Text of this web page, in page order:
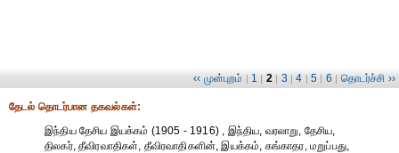
‹‹ முன்புறம் | 1 | 2 | 3 | 4 | 5 | 6 | தொடர்ச்சி ››
தேட‌ல் தொட‌ர்பான தகவ‌ல்க‌ள்:
இந்திய தேசிய இயக்கம் (1905 - 1916) , இந்திய, வரலாறு, தேசிய,
திலகர், தீவிரவாதிகள், தீவிரவாதிகளின், இயக்கம், கங்காதர, மறுப்பது,